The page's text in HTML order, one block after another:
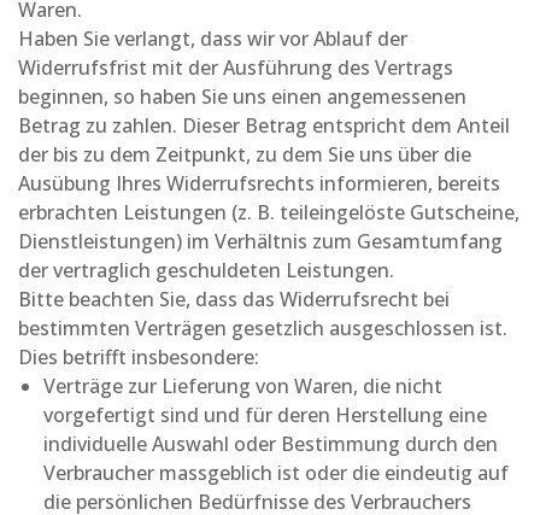
Waren.
Haben Sie verlangt, dass wir vor Ablauf der
Widerrufsfrist mit der Ausführung des Vertrags
beginnen, so haben Sie uns einen angemessenen
Betrag zu zahlen. Dieser Betrag entspricht dem Anteil
der bis zu dem Zeitpunkt, zu dem Sie uns über die
Ausübung Ihres Widerrufsrechts informieren, bereits
erbrachten Leistungen (z. B. teileingelöste Gutscheine,
Dienstleistungen) im Verhältnis zum Gesamtumfang
der vertraglich geschuldeten Leistungen.
Bitte beachten Sie, dass das Widerrufsrecht bei
bestimmten Verträgen gesetzlich ausgeschlossen ist.
Dies betrifft insbesondere:
Verträge zur Lieferung von Waren, die nicht
vorgefertigt sind und für deren Herstellung eine
individuelle Auswahl oder Bestimmung durch den
Verbraucher massgeblich ist oder die eindeutig auf
die persönlichen Bedürfnisse des Verbrauchers